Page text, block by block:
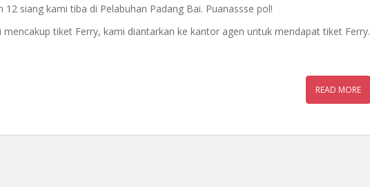
12 siang kami tiba di Pelabuhan Padang Bai. Puanassse pol!
mencakup tiket Ferry, kami diantarkan ke kantor agen untuk mendapat tiket Ferry.
READ MORE